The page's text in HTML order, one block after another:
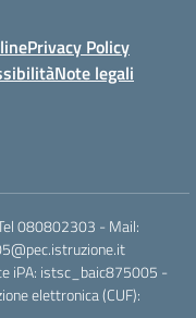
Privacy Policy
Note legali
080802303 - Mail:
iPA: istsc_baic875005 -
elettronica (CUF):